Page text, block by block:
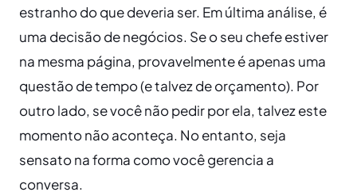
estranho do que deveria ser. Em última análise, é
uma decisão de negócios. Se o seu chefe estiver
na mesma página, provavelmente é apenas uma
questão de tempo (e talvez de orçamento). Por
outro lado, se você não pedir por ela, talvez este
momento não aconteça. No entanto, seja
sensato na forma como você gerencia a
conversa.